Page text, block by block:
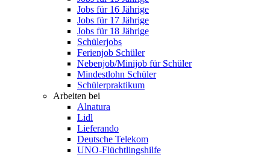
Jobs für 16 Jährige
Jobs für 17 Jährige
Jobs für 18 Jährige
Schülerjobs
Ferienjob Schüler
Nebenjob/Minijob für Schüler
Mindestlohn Schüler
Schülerpraktikum
Arbeiten bei
Alnatura
Lidl
Lieferando
Deutsche Telekom
UNO-Flüchtlingshilfe